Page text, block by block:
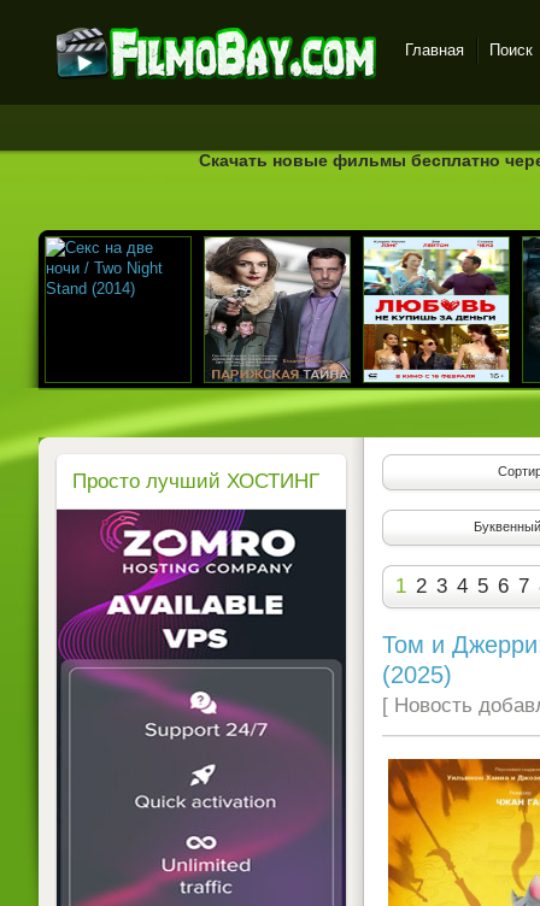
качестве бесплатно
Главная Поиск
Скачать новые фильмы бесплатно
1 2 3 4 5 6 7
Том и
(2025)
[ Новость
Просто лучший ХОСТИНГ